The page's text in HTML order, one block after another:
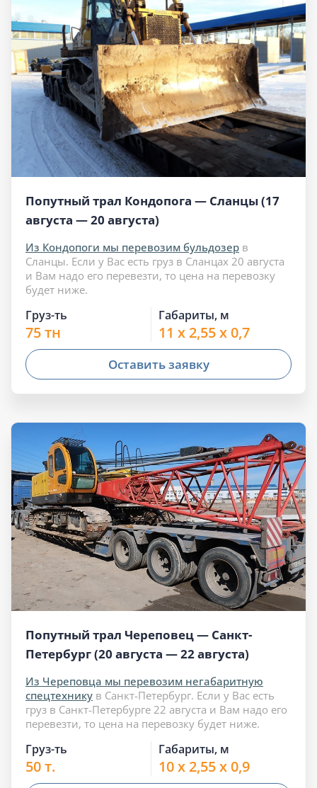
Попутный трал Кондопога — Сланцы (17
августа — 20 августа)
Из Кондопоги мы перевозим бульдозер в
Сланцы. Если у Вас есть груз в Сланцах 20 августа
и Вам надо его перевезти, то цена на перевозку
будет ниже.
Груз-ть
75 тн
Габариты, м
11 x 2,55 x 0,7
Оставить заявку
Попутный трал Череповец — Санкт-
Петербург (20 августа — 22 августа)
Из Череповца мы перевозим негабаритную
спецтехнику в Санкт-Петербург. Если у Вас есть
груз в Санкт-Петербурге 22 августа и Вам надо его
перевезти, то цена на перевозку будет ниже.
Груз-ть
50 т.
Габариты, м
10 x 2,55 x 0,9